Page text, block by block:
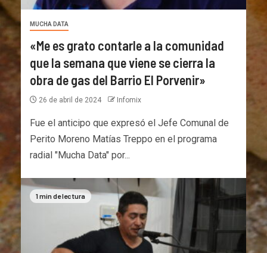
MUCHA DATA
«Me es grato contarle a la comunidad
que la semana que viene se cierra la
obra de gas del Barrio El Porvenir»
26 de abril de 2024 Infomix
Fue el anticipo que expresó el Jefe Comunal de
Perito Moreno Matías Treppo en el programa
radial "Mucha Data" por...
1 min de lectura